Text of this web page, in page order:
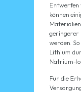
Entwerfen
können
geringerer
werden.
Lithium
Natrium-
Für die